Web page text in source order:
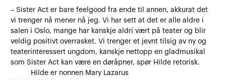
– Sister Act er bare feelgood fra ende til annen, akkurat det
vi trenger nå mener nå jeg. Vi har sett at det er alle aldre i
salen i Oslo, mange har kanskje aldri vært på teater og blir
veldig positivt overrasket. Vi trenger et jevnt tilsig av ny og
teaterinteressert ungdom, kanskje nettopp en gladmusikal
som Sister Act kan være en døråpner, spør Hilde retorisk.
Hilde er nonnen Mary Lazarus